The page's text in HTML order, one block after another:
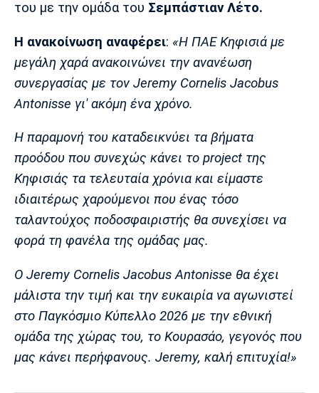
Πολιτισμός
Τραγούδια
Cine Spot
Running
Media
Παρασκήνιο
Πρόγραμμα TV
Ιωνικός Κηφισιά Πανσερραϊκός
Μπαρτσελόνα
Ρεάλ
Μαδρίτης
Ατλέτικο
Μαδρίτης
Μάντσεστερ
Τσέλσι
Λίβερπουλ
Σίτι
Γιουβέντους
του με την ομάδα του Σεμπάστιαν Λέτο.
Η ανακοίνωση αναφέρει: «Η ΠΑΕ Κηφισιά με
μεγάλη χαρά ανακοινώνει την ανανέωση
συνεργασίας με τον Jeremy Cornelis Jacobus
Antonisse γι' ακόμη ένα χρόνο.
Η παραμονή του καταδεικνύει τα βήματα
προόδου που συνεχώς κάνει το project της
Κηφισιάς τα τελευταία χρόνια και είμαστε
ιδιαιτέρως χαρούμενοι που ένας τόσο
ταλαντούχος ποδοσφαιριστής θα συνεχίσει να
φορά τη φανέλα της ομάδας μας.
Ο Jeremy Cornelis Jacobus Antonisse θα έχει
μάλιστα την τιμή και την ευκαιρία να αγωνιστεί
στο Παγκόσμιο Κύπελλο 2026 με την εθνική
ομάδα της χώρας του, το Κουρασάο, γεγονός που
μας κάνει περήφανους. Jeremy, καλή επιτυχία!»